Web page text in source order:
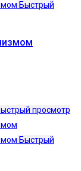
Быстрый
просмотр
Быстрый